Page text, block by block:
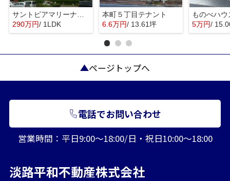
サントピアマリーナマンションⅠ
290万円/ 1LDK
本町５丁目テナント
6.6万円/ 13.61坪
ものべハウ
5万円/
ページトップへ
電話でお問い合わせ
営業時間：平日9:00～18:00/日・祝日10:00～18:00
淡路平和不動産株式会社